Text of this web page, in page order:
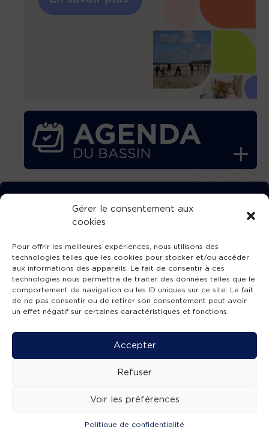
Gérer le consentement aux
cookies
Pour offrir les meilleures expériences, nous utilisons des
technologies telles que les cookies pour stocker et/ou accéder
aux informations des appareils. Le fait de consentir à ces
technologies nous permettra de traiter des données telles que le
comportement de navigation ou les ID uniques sur ce site. Le fait
de ne pas consentir ou de retirer son consentement peut avoir
un effet négatif sur certaines caractéristiques et fonctions.
Accepter
Refuser
Voir les préférences
Politique de confidentialité
ÉMISSIONS AGENDA
TÉLÉCHARGEZ GRATUITEMENT
L’APPLICATION TVBA !
SUIVEZ-NOUS !
Mentions légales -Accessibilité